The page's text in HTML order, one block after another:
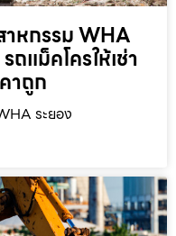
าหกรรม WHA
ถแม็คโครให้เช่า
าถูก
ระยอง